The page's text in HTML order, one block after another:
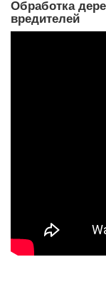
Обработка
вредителей